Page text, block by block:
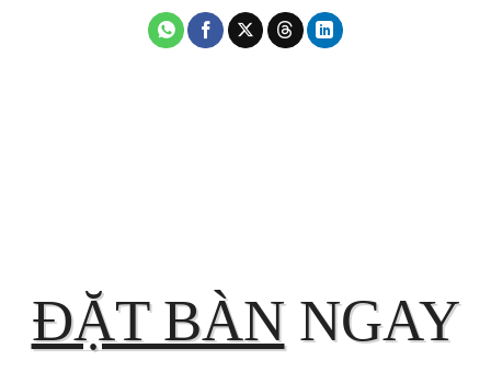
ĐẶT BÀNNGAY